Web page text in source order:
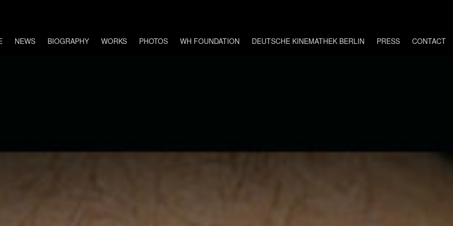
NEWS BIOGRAPHY WORKS PHOTOS WH FOUNDATION DEUTSCHE KINEMATHEK BERLIN PRESS CONTACT